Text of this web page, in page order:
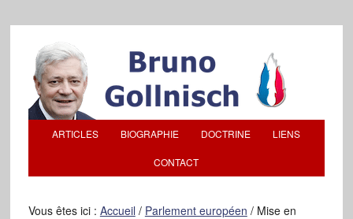
ARTICLES BIOGRAPHIE DOCTRINE LIENS
CONTACT
Vous êtes ici : Accueil / Parlement européen /Mise en